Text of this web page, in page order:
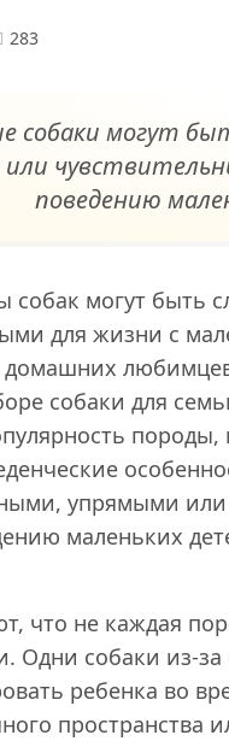
283
собаки могут
поведению
собак могут
для жизни с
домашних
собаки для
породы,
упрямыми
маленьких
что не каждая
Одни собаки из-
ребенка во
пространства